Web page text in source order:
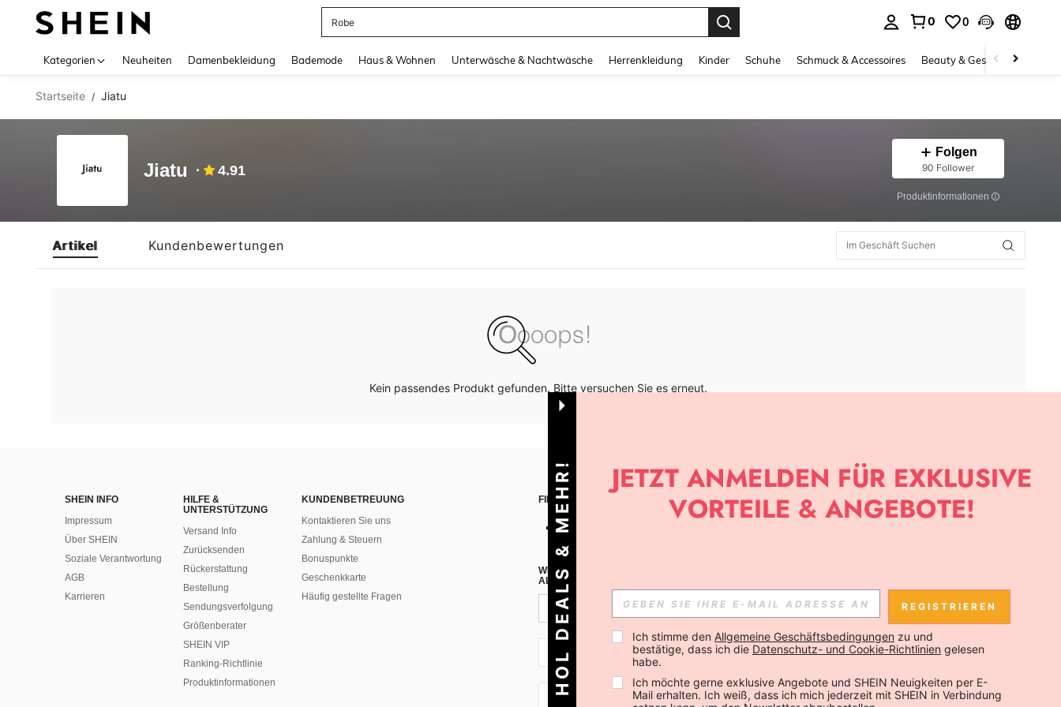
Robe
0 0
Kategorien Neuheiten Damenbekleidung Bademode Haus & Wohnen Unterwäsche & Nachtwäsche Herrenkleidung Kinder Schuhe Schmuck & Accessoires Beauty & Gesundheit
Startseite / Jiatu
Jiatu 4.91
Folgen
90 Follower
Produktinformationen
Artikel Kundenbewertungen
Kein passendes Produkt gefunden. Bitte versuchen Sie es erneut.
SHEIN INFO
Impressum
Über SHEIN
Soziale Verantwortung
AGB
Karrieren
HILFE &
UNTERSTÜTZUNG
Versand Info
Zurücksenden
Rückerstattung
Bestellung
Sendungsverfolgung
Größenberater
SHEIN VIP
Ranking-Richtlinie
​Produktinformationen
KUNDENBETREUUNG
Kontaktieren Sie uns
Zahlung & Steuern
Bonuspunkte
Geschenkkarte
Häufig gestellte Fragen
FINDEN SIE UNS AUF APP
WENN DU DICH FÜR UNSEREN NEWSLETTER ANMELDEST, KANNST DU DIE NEUESTEN TRENDS VOR
ALLEN ANDEREN ERFAHREN (DU KANNST DICH JEDERZEIT ABMELDEN).
Abonnieren
CH + 41 Abonnieren
CH + 41 Abonnieren
HOL DEALS & MEHR! REGISTRIEREN
Ich stimme den Allgemeine Geschäftsbedingungen zu und
bestätige, dass ich die Datenschutz- und Cookie-Richtlinien gelesen
habe.
Ich möchte gerne exklusive Angebote und SHEIN Neuigkeiten per E-
Mail erhalten. Ich weiß, dass ich mich jederzeit mit SHEIN in Verbindung